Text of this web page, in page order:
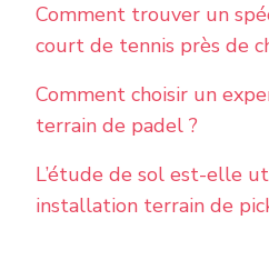
Comment trouver un
court de tennis près de
Comment choisir un
terrain de padel ?
L’étude de sol est-elle
installation terrain de